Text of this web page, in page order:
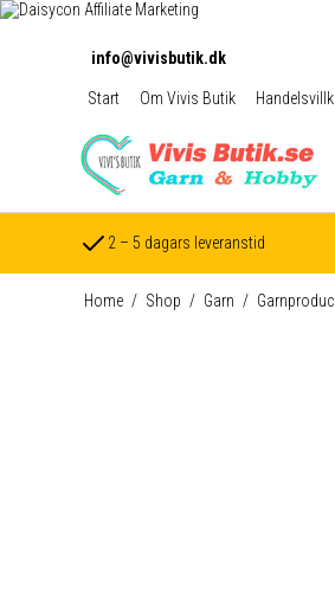
info@vivisbutik.dk
Start Om Vivis Butik
2 – 5 dagars leveranstid
Home / Shop / Garn /